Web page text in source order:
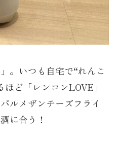
。いつも自宅で“れんこ
ど「レンコンLOVE」
ルメザンチーズフライ
に合う！